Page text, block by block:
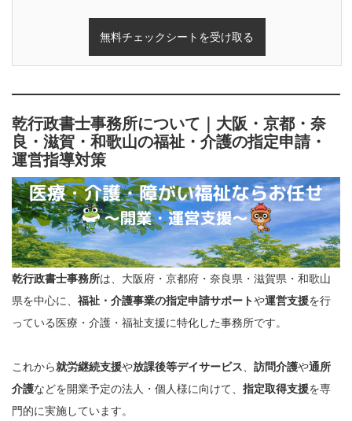
乾行政書士事務所について｜大阪・京都・奈
良・滋賀・和歌山の福祉・介護の指定申請・
運営指導対策
乾行政書士事務所は、大阪府・京都府・奈良県・滋賀県・和歌山
県を中心に、 福祉・介護事業の指定申請サポートや運営支援を行
っている医療・介護・福祉支援に特化した事務所です。
これから就労継続支援や放課後等デイサービス、 訪問介護や通所
介護などを開業予定の法人・個人様に向けて、 指定取得支援を専
門的に実施しています。